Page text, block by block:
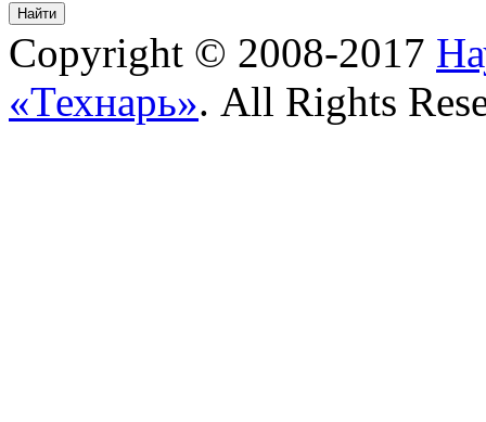
Copyright © 2008-2017
«Технарь». All Rights